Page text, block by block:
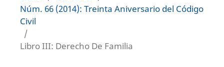
Núm. 66 (2014): Treinta Aniversario del Código
Civil
/
Libro III: Derecho De Familia